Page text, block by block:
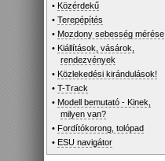
• Közérdekű
•Terepépítés
• Mozdony sebesség mérése
• Kiállítások, vásárok,
rendezvények
• Közlekedési kirándulások!
•T-Track
• Modell bemutató - Kinek,
milyen van?
• Fordítókorong, tolópad
• ESU navigátor